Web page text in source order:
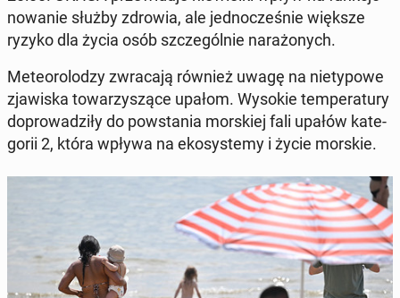
no­wa­nie służby zdrowia, ale jed­no­cze­śnie większe
ryzyko dla życia osób szcze­gól­nie na­ra­żo­nych.
Me­te­oro­lo­dzy zwra­ca­ją również uwagę na nie­ty­po­we
zja­wi­ska to­wa­rzy­szą­ce upałom. Wysokie tem­pe­ra­tu­ry
do­pro­wa­dzi­ły do po­wsta­nia mor­skiej fali upałów ka­te­
go­rii 2, która wpływa na eko­sys­te­my i życie morskie.